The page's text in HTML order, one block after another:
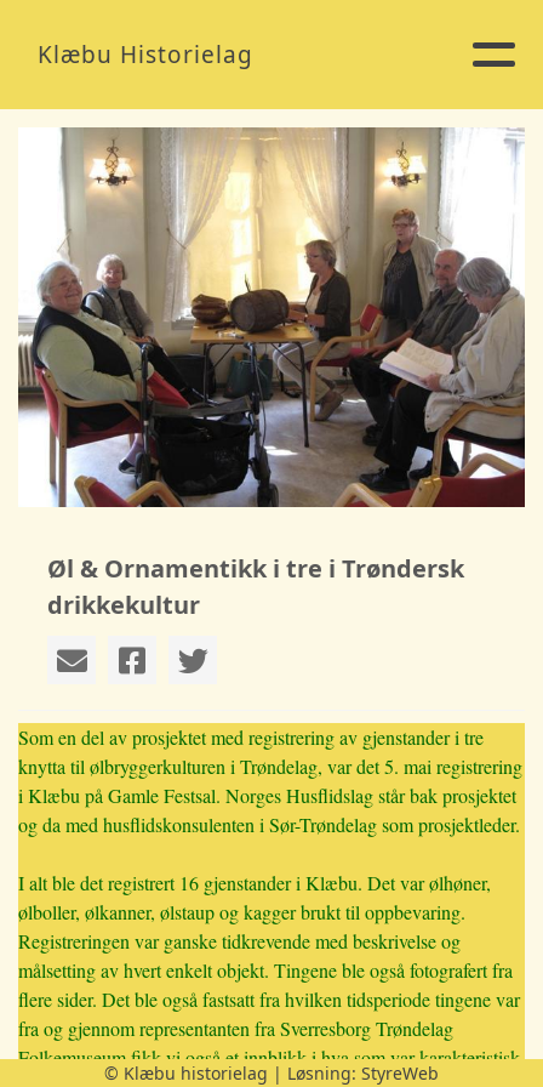
Klæbu Historielag
Øl & Ornamentikk i tre i Trøndersk
drikkekultur
Som en del av prosjektet med registrering av gjenstander i tre
knytta til ølbryggerkulturen i Trøndelag, var det 5. mai registrering
i Klæbu på Gamle Festsal. Norges Husflidslag står bak prosjektet
og da med husflidskonsulenten i Sør-Trøndelag som prosjektleder.
I alt ble det registrert 16 gjenstander i Klæbu. Det var ølhøner,
ølboller, ølkanner, ølstaup og kagger brukt til oppbevaring.
Registreringen var ganske tidkrevende med beskrivelse og
målsetting av hvert enkelt objekt. Tingene ble også fotografert fra
flere sider. Det ble også fastsatt fra hvilken tidsperiode tingene var
fra og gjennom representanten fra Sverresborg Trøndelag
Folkemuseum fikk vi også et innblikk i hva som var karakteristisk
© Klæbu historielag | Løsning: StyreWeb